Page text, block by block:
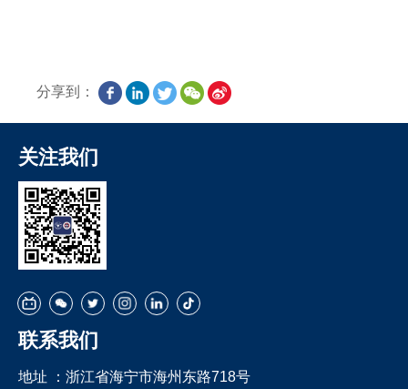
分享到：
关注我们
联系我们
地址 ： 浙江省海宁市海州东路718号